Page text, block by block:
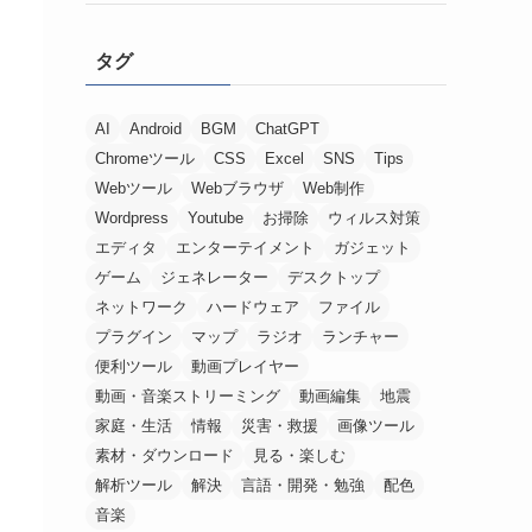
タグ
AI Android BGM
ChatGPT
Chromeツール
CSS Excel SNS
Tips
Webツール
Webブラウザ
Web制作
Wordpress
Youtube お掃除
ウィルス対策
エディタ
エンターテイメント
ガジェット
ゲーム
ジェネレーター
デスクトップ
ネットワーク
ハードウェア
ファイル
プラグイン
マップ ラジオ
ランチャー
便利ツール
動画プレイヤー
動画・音楽ストリーミング
動画編集
地震
家庭・生活
情報 災害・救援
画像ツール
素材・ダウンロード
見る・楽しむ
解析ツール
解決 言語・開発・勉強
配色
音楽